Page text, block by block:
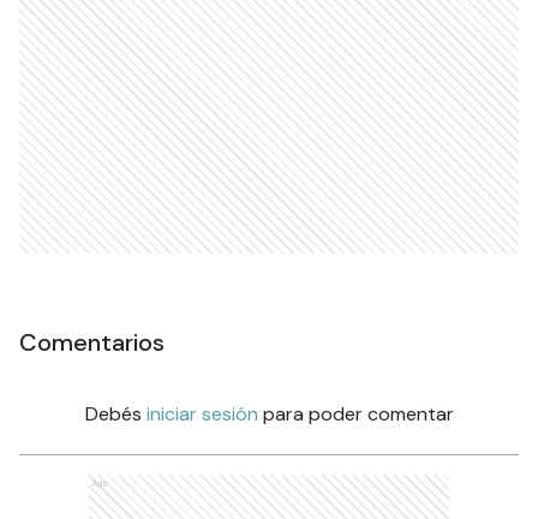
Comentarios
Debés iniciar sesión para poder comentar
Ads